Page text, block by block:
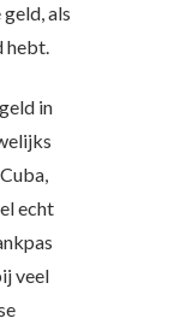
als
hebt.
in
echt
veel